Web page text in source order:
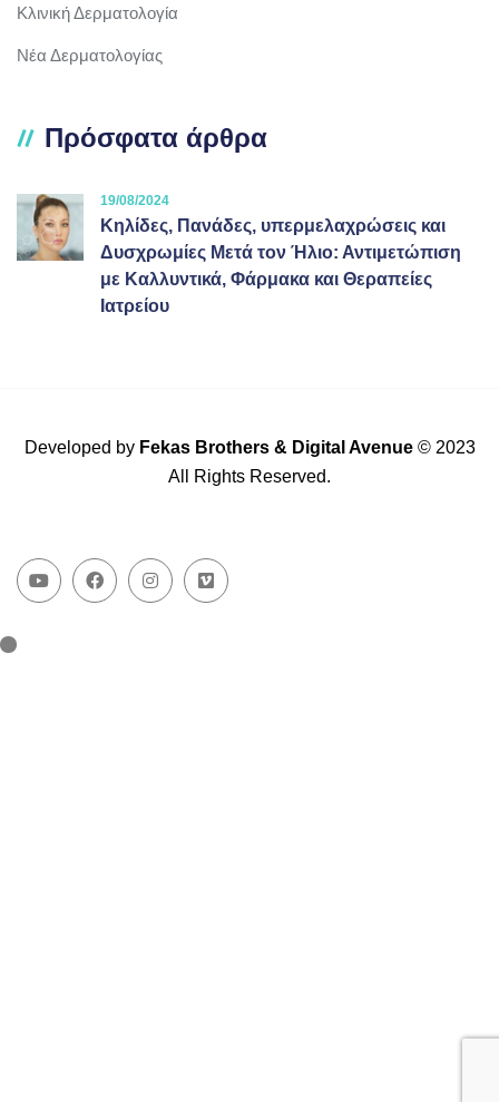
Κλινική Δερματολογία
Νέα Δερματολογίας
Πρόσφατα άρθρα
19/08/2024
Κηλίδες, Πανάδες, υπερμελαχρώσεις και
Δυσχρωμίες Μετά τον Ήλιο: Αντιμετώπιση
με Καλλυντικά, Φάρμακα και Θεραπείες
Ιατρείου
Developed by Fekas Brothers& Digital Avenue© 2023
All Rights Reserved.